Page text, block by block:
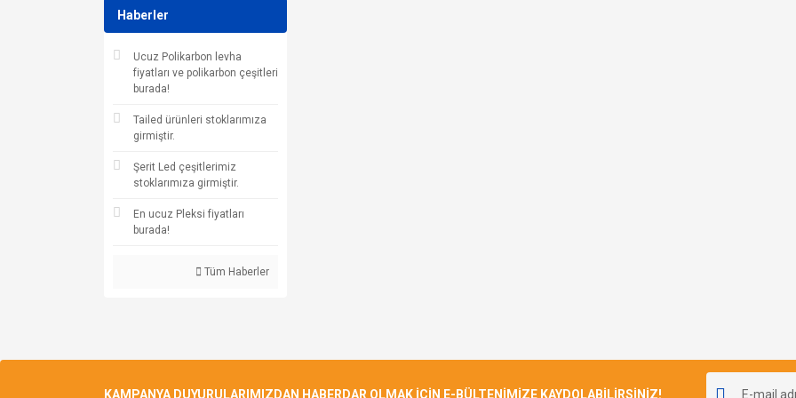
Haberler
Ucuz Polikarbon levha
fiyatları ve polikarbon çeşitleri
burada!
Tailed ürünleri stoklarımıza
girmiştir.
Şerit Led çeşitlerimiz
stoklarımıza girmiştir.
En ucuz Pleksi fiyatları
burada!
Tüm Haberler
KAMPANYA DUYURULARIMIZDAN HABERDAR OLMAK İÇİN E-BÜLTENİMİZE KAYDOLABİLİRSİNİZ!